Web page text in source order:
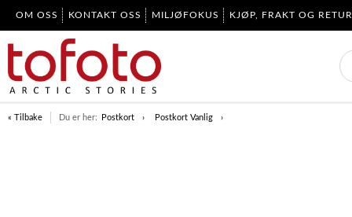
OM OSS KONTAKT OSS MILJØFOKUS KJØP, FRAKT OG RETUR
« Tilbake Du er her: Postkort Postkort Vanlig